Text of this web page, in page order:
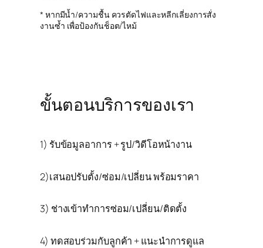
* หากมีน้ำ/ความชื้น ควรตัดไฟและหลีกเลี่ยงการสั่ง
งานซ้ำ เพื่อป้องกันช็อต/ไหม้
ขั้นตอนบริการของเรา
1) รับข้อมูลอาการ + รูป/วิดีโอหน้างาน
2)เสนอปรับตั้ง/ซ่อม/เปลี่ยน พร้อมราคา
3) ช่างเข้าทำการซ่อม/เปลี่ยน/ติดตั้ง
4) ทดสอบร่วมกับลูกค้า + แนะนำการดูแล